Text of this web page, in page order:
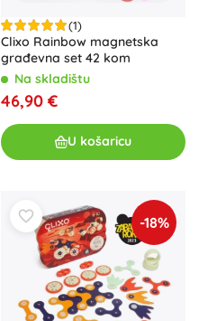
(1)
Clixo Rainbow magnetska
građevna set 42 kom
Na skladištu
46,90 €
U košaricu
-18%